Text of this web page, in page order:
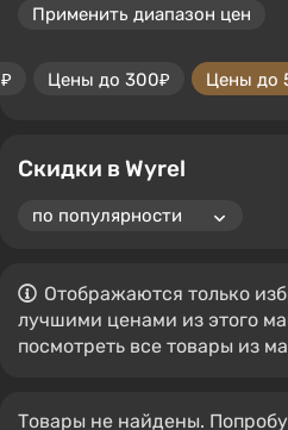
Применить диапазон цен
Цены до 300₽ Цены до
Скидки в Wyrel
Отображаются только
лучшими ценами из этого
посмотреть все товары из
Товары не найдены.